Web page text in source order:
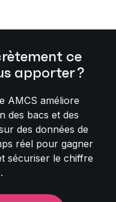
ce
apporter ?
AMCS améliore
des bacs et des
des données de
réel pour gagner
sécuriser le chiffre